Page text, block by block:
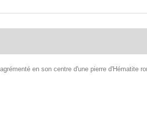
en son centre d'une pierre d'Hématite